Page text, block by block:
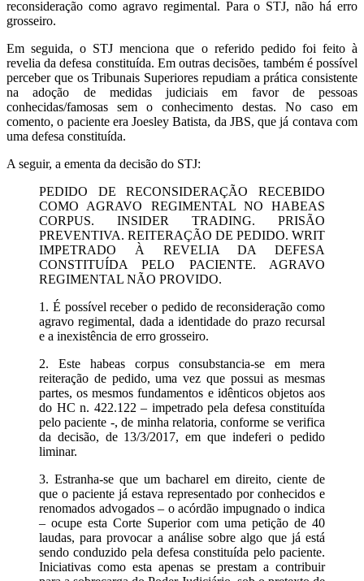
reconsideração como agravo regimental. Para o STJ, não há erro
grosseiro.
Em seguida, o STJ menciona que o referido pedido foi feito à
revelia da defesa constituída. Em outras decisões, também é possível
perceber que os Tribunais Superiores repudiam a prática consistente
na adoção de medidas judiciais em favor de pessoas
conhecidas/famosas sem o conhecimento destas. No caso em
comento, o paciente era Joesley Batista, da JBS, que já contava com
uma defesa constituída.
A seguir, a ementa da decisão do STJ:
PEDIDO DE RECONSIDERAÇÃO RECEBIDO
COMO AGRAVO REGIMENTAL NO HABEAS
CORPUS. INSIDER TRADING. PRISÃO
PREVENTIVA. REITERAÇÃO DE PEDIDO. WRIT
IMPETRADO À REVELIA DA DEFESA
CONSTITUÍDA PELO PACIENTE. AGRAVO
REGIMENTAL NÃO PROVIDO.
1. É possível receber o pedido de reconsideração como
agravo regimental, dada a identidade do prazo recursal
e a inexistência de erro grosseiro.
2. Este habeas corpus consubstancia-se em mera
reiteração de pedido, uma vez que possui as mesmas
partes, os mesmos fundamentos e idênticos objetos aos
do HC n. 422.122 – impetrado pela defesa constituída
pelo paciente -, de minha relatoria, conforme se verifica
da decisão, de 13/3/2017, em que indeferi o pedido
liminar.
3. Estranha-se que um bacharel em direito, ciente de
que o paciente já estava representado por conhecidos e
renomados advogados – o acórdão impugnado o indica
– ocupe esta Corte Superior com uma petição de 40
laudas, para provocar a análise sobre algo que já está
sendo conduzido pela defesa constituída pelo paciente.
Iniciativas como esta apenas se prestam a contribuir